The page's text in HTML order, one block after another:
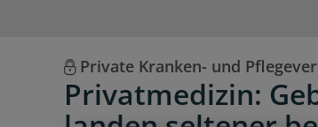
Private Kranken- und
Privatmedizin: